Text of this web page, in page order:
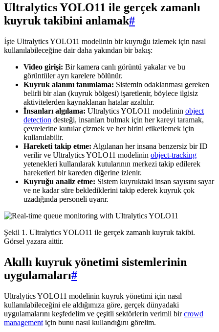
Ultralytics YOLO11 ile gerçek zamanlı
kuyruk takibini anlamak#
İşte Ultralytics YOLO11 modelinin bir kuyruğu izlemek için nasıl
kullanılabileceğine dair daha yakından bir bakış:
Video girişi: Bir kamera canlı görüntü yakalar ve bu
görüntüler ayrı karelere bölünür.
Kuyruk alanını tanımlama: Sistemin odaklanması gereken
belirli bir alan (kuyruk bölgesi) işaretlenir, böylece ilgisiz
aktivitelerden kaynaklanan hatalar azaltılır.
İnsanları algılama: Ultralytics YOLO11 modelinin object
detection desteği, insanları bulmak için her kareyi taramak,
çevrelerine kutular çizmek ve her birini etiketlemek için
kullanılabilir.
Hareketi takip etme: Algılanan her insana benzersiz bir ID
verilir ve Ultralytics YOLO11 modelinin object-tracking
yetenekleri kullanılarak kutularının merkezi takip edilerek
hareketleri bir kareden diğerine izlenir.
Kuyruğu analiz etme: Sistem kuyruktaki insan sayısını sayar
ve ne kadar süre beklediklerini takip ederek kuyruk çok
uzadığında personeli uyarır.
Şekil 1. Ultralytics YOLO11 ile gerçek zamanlı kuyruk takibi.
Görsel yazara aittir.
Akıllı kuyruk yönetimi sistemlerinin
uygulamaları#
Ultralytics YOLO11 modelinin kuyruk yönetimi için nasıl
kullanılabileceğini ele aldığımıza göre, gerçek dünyadaki
uygulamalarını keşfedelim ve çeşitli sektörlerin verimli bircrowd
management için bunu nasıl kullandığını görelim.